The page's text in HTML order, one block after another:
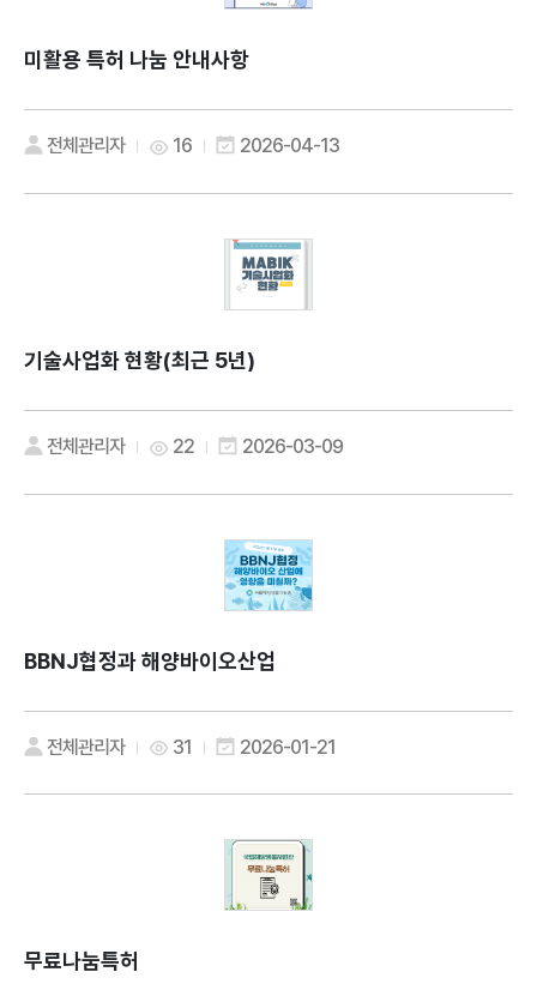
미활용 특허 나눔 안내사항
전체관리자 16 2026-04-13
기술사업화 현황(최근 5년)
전체관리자 22 2026-03-09
BBNJ협정과 해양바이오산업
전체관리자 31 2026-01-21
무료나눔특허